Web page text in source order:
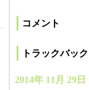
コメント
トラックバック
2014年 11月 29日